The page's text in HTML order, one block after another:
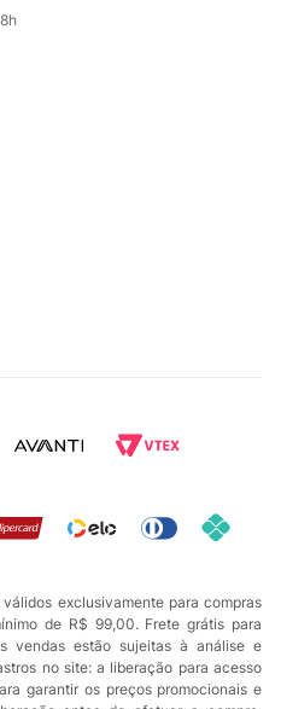
exclusivamente para compras
de R$ 99,00. Frete grátis para
vendas estão sujeitas à análise e
no site: a liberação para acesso
garantir os preços promocionais e